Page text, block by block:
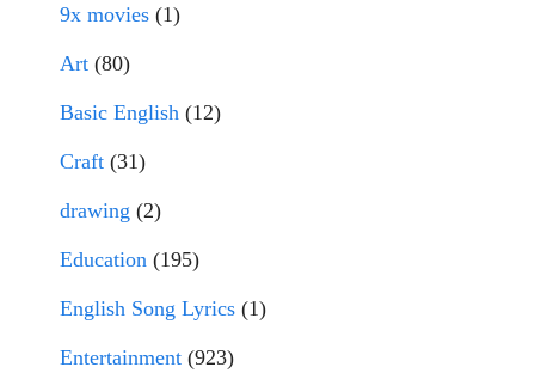
9x movies (1)
Art (80)
Basic English (12)
Craft (31)
drawing (2)
Education (195)
English Song Lyrics (1)
Entertainment (923)